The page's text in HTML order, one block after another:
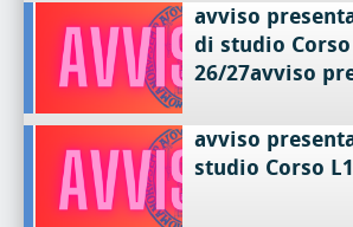
avviso
di studio Corso
26/27avviso
avviso
studio Corso